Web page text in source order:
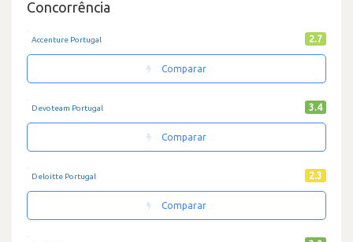
Concorrência
Accenture Portugal 2.7
Comparar
Devoteam Portugal 3.4
Comparar
Deloitte Portugal 2.3
Comparar